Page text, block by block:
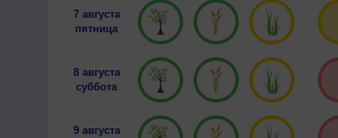
7 августа
пятница
8 августа
суббота
9 августа